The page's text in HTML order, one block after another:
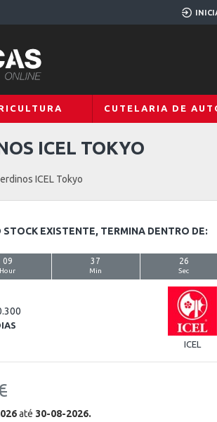
CUTELARIA DE
ICEL Tokyo
ICEL TOKYO
ICEL
EXISTENTE, TERMINA DENTRO DE:
09
Hour
37
Min
26
Sec
até 30-08-2026.